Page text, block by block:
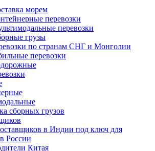
морем
перевозки
перевозки
грузы
по странам СНГ и Монголии
перевозки
сборных грузов
в Индии под ключ для
России
Китая